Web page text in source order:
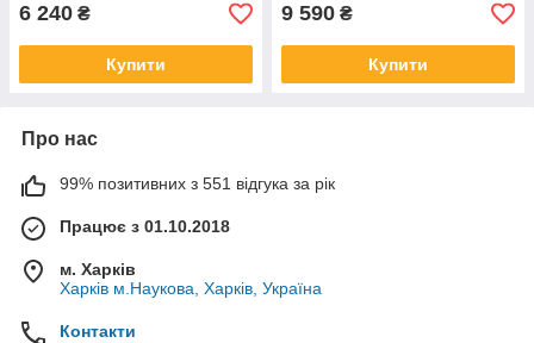
6 240 ₴
Купити
9 590 ₴
Купити
Про нас
99% позитивних з 551 відгука за рік
Працює з 01.10.2018
м. Харків
Харків м.Наукова, Харків, Україна
Контакти